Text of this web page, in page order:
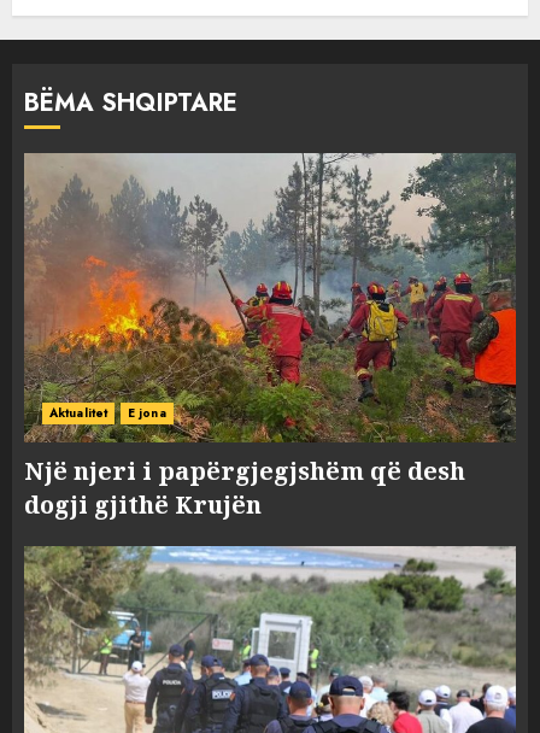
BËMA SHQIPTARE
Aktualitet E jona
Një njeri i papërgjegjshëm që desh
dogji gjithë Krujën